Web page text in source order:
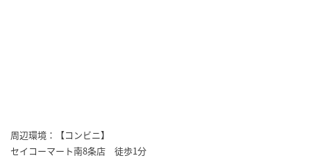
周辺環境：【コンビニ】
セイコーマート南8条店 徒歩1分